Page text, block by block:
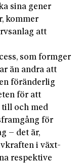
sina gener
kommer
att
som formger
än andra att
föränderlig
för att
till och med
för
– det är,
i växt-
respektive